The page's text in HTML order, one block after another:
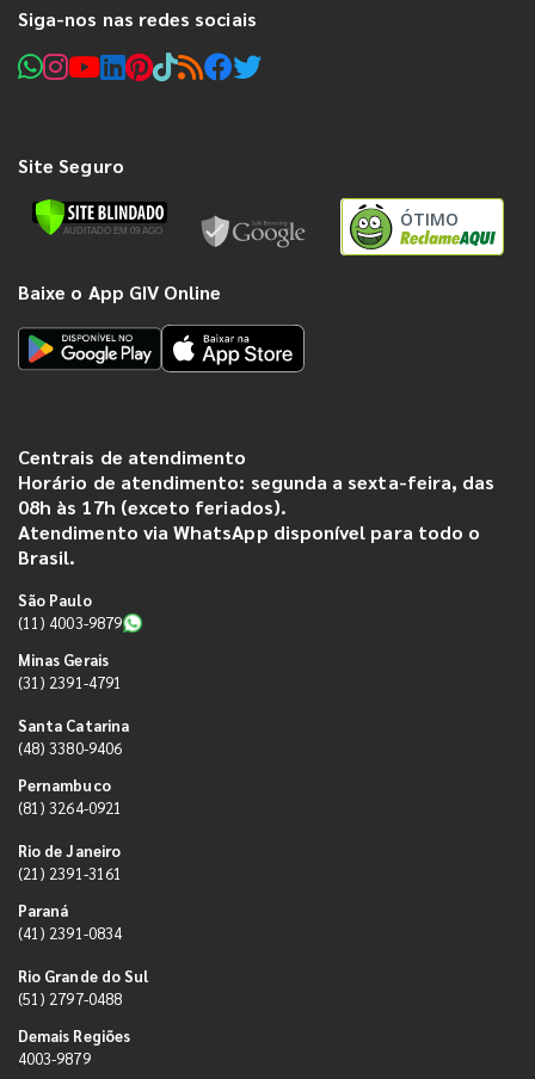
Siga-nos nas redes sociais
Site Seguro
ÓTIMO
Baixe o App GIV Online
Centrais de atendimento
Horário de atendimento: segunda a sexta-feira, das
08h às 17h (exceto feriados).
Atendimento via WhatsApp disponível para todo o
Brasil.
São Paulo
(11) 4003-9879
Minas Gerais
(31) 2391-4791
Santa Catarina
(48) 3380-9406
Pernambuco
(81) 3264-0921
Rio de Janeiro
(21) 2391-3161
Paraná
(41) 2391-0834
Rio Grande do Sul
(51) 2797-0488
Demais Regiões
4003-9879